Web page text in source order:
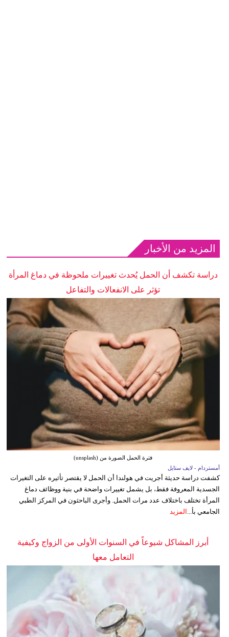
المزيد من الأخبار
دراسة تكشف أن الحمل يُحدث تغييرات ملحوظة في دماغ المرأة
تؤثر على الانفعالات والتفاعل
فترة الحمل الصورة من (unsplash)
أمستردام - لايف ستايل
كشفت دراسة حديثة أجريت في هولندا أن الحمل لا يقتصر تأثيره على التغيرات
الجسدية المعروفة فقط، بل يشمل تغييرات واضحة في بنية ووظائف دماغ
المرأة تختلف باختلاف عدد مرات الحمل. وأجرى الباحثون في المركز الطبي
الجامعي بأ... المزيد
أبرز المشاكل شيوعاً في السنوات الأولى من الزواج وكيفية
التعامل معها